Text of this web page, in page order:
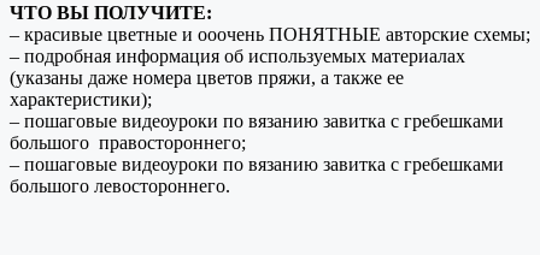
ЧТО ВЫ ПОЛУЧИТЕ:
– красивые цветные и ооочень ПОНЯТНЫЕ авторские схемы;
– подробная информация об используемых материалах
(указаны даже номера цветов пряжи, а также ее
характеристики);
– пошаговые видеоуроки по вязанию завитка с гребешками
большого правостороннего;
– пошаговые видеоуроки по вязанию завитка с гребешками
большого левостороннего.